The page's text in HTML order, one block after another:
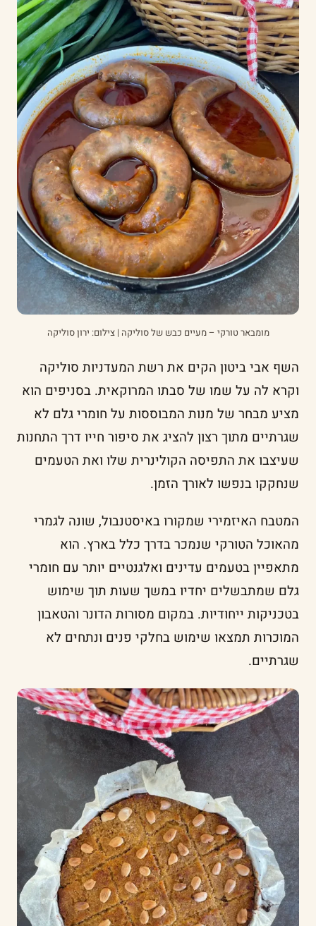
מומבאר טורקי – מעיים כבש של סוליקה | צילום: ירון סוליקה
השף אבי ביטון הקים את רשת המעדניות סוליקה
וקרא לה על שמו של סבתו המרוקאית. בסניפים הוא
מציע מבחר של מנות המבוססות על חומרי גלם לא
שגרתיים מתוך רצון להציג את סיפור חייו דרך התחנות
שעיצבו את התפיסה הקולינרית שלו ואת הטעמים
שנחקקו בנפשו לאורך הזמן.
המטבח האיזמירי שמקורו באיסטנבול, שונה לגמרי
מהאוכל הטורקי שנמכר בדרך כלל בארץ. הוא
מתאפיין בטעמים עדינים ואלגנטיים יותר עם חומרי
גלם שמתבשלים יחדיו במשך שעות תוך שימוש
בטכניקות ייחודיות. במקום מסורות הדונר והטאבון
המוכרות תמצאו שימוש בחלקי פנים ונתחים לא
שגרתיים.